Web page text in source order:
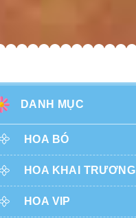
DANH MỤC
HOA BÓ
HOA KHAI TRƯƠNG
HOA VIP